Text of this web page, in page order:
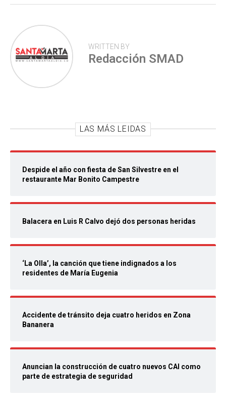
WRITTEN BY
Redacción SMAD
LAS MÁS LEIDAS
Despide el año con fiesta de San Silvestre en el
restaurante Mar Bonito Campestre
Balacera en Luis R Calvo dejó dos personas heridas
‘La Olla’, la canción que tiene indignados a los
residentes de María Eugenia
Accidente de tránsito deja cuatro heridos en Zona
Bananera
Anuncian la construcción de cuatro nuevos CAI como
parte de estrategia de seguridad